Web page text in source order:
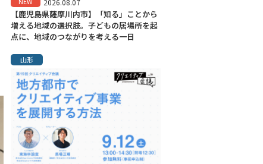
2026.08.07
【鹿児島県薩摩川内市】「知る」ことから
増える地域の選択肢。子どもの居場所を起
点に、地域のつながりを考える一日
山形